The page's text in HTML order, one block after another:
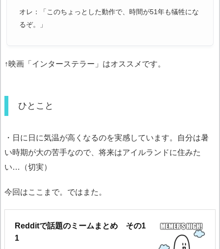
オレ：「このちょっとした動作で、時間が51年も犠牲にな
るぞ。」
↑映画「インターステラー」はオススメです。
ひとこと
・日に日に気温が高くなるのを実感しています。自分は暑
い時期が大の苦手なので、将来はアイルランドに住みた
い…（切実）
今回はここまで。ではまた。
Redditで話題のミームまとめ その1
1